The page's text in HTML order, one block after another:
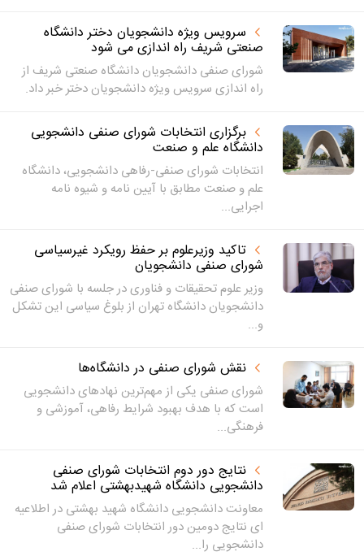
سرویس ویژه دانشجویان دختر دانشگاه
صنعتی شریف راه اندازی می شود
شورای صنفی دانشجویان دانشگاه صنعتی شریف از
راه اندازی سرویس ویژه دانشجویان دختر خبر داد.
برگزاری انتخابات شورای صنفی دانشجویی
دانشگاه علم و صنعت
انتخابات شورای صنفی-رفاهی دانشجویی، دانشگاه
علم و صنعت مطابق با آیین نامه و شیوه نامه
اجرایی...
تاکید وزیرعلوم بر حفظ رویکرد غیرسیاسی
شورای صنفی دانشجویان
وزیر علوم تحقیقات و فناوری در جلسه با شورای صنفی
دانشجویان دانشگاه تهران از بلوغ سیاسی این تشکل
و...
نقش شورای صنفی در دانشگاه‌ها
شورای صنفی یکی از مهم‌ترین نهادهای دانشجویی
است که با هدف بهبود شرایط رفاهی، آموزشی و
فرهنگی...
نتایج دور دوم انتخابات شورای صنفی
دانشجویی دانشگاه شهیدبهشتی اعلام شد
معاونت دانشجویی دانشگاه شهید بهشتی در اطلاعیه
ای نتایج دومین دور انتخابات شورای صنفی
دانشجویی را...